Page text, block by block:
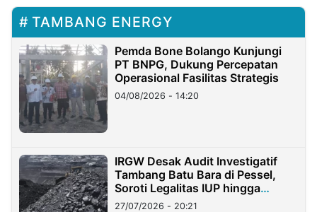
TAMBANG ENERGY
Pemda Bone Bolango Kunjungi
PT BNPG, Dukung Percepatan
Operasional Fasilitas Strategis
04/08/2026 - 14:20
IRGW Desak Audit Investigatif
Tambang Batu Bara di Pessel,
Soroti Legalitas IUP hingga
Stockpile
27/07/2026 - 20:21